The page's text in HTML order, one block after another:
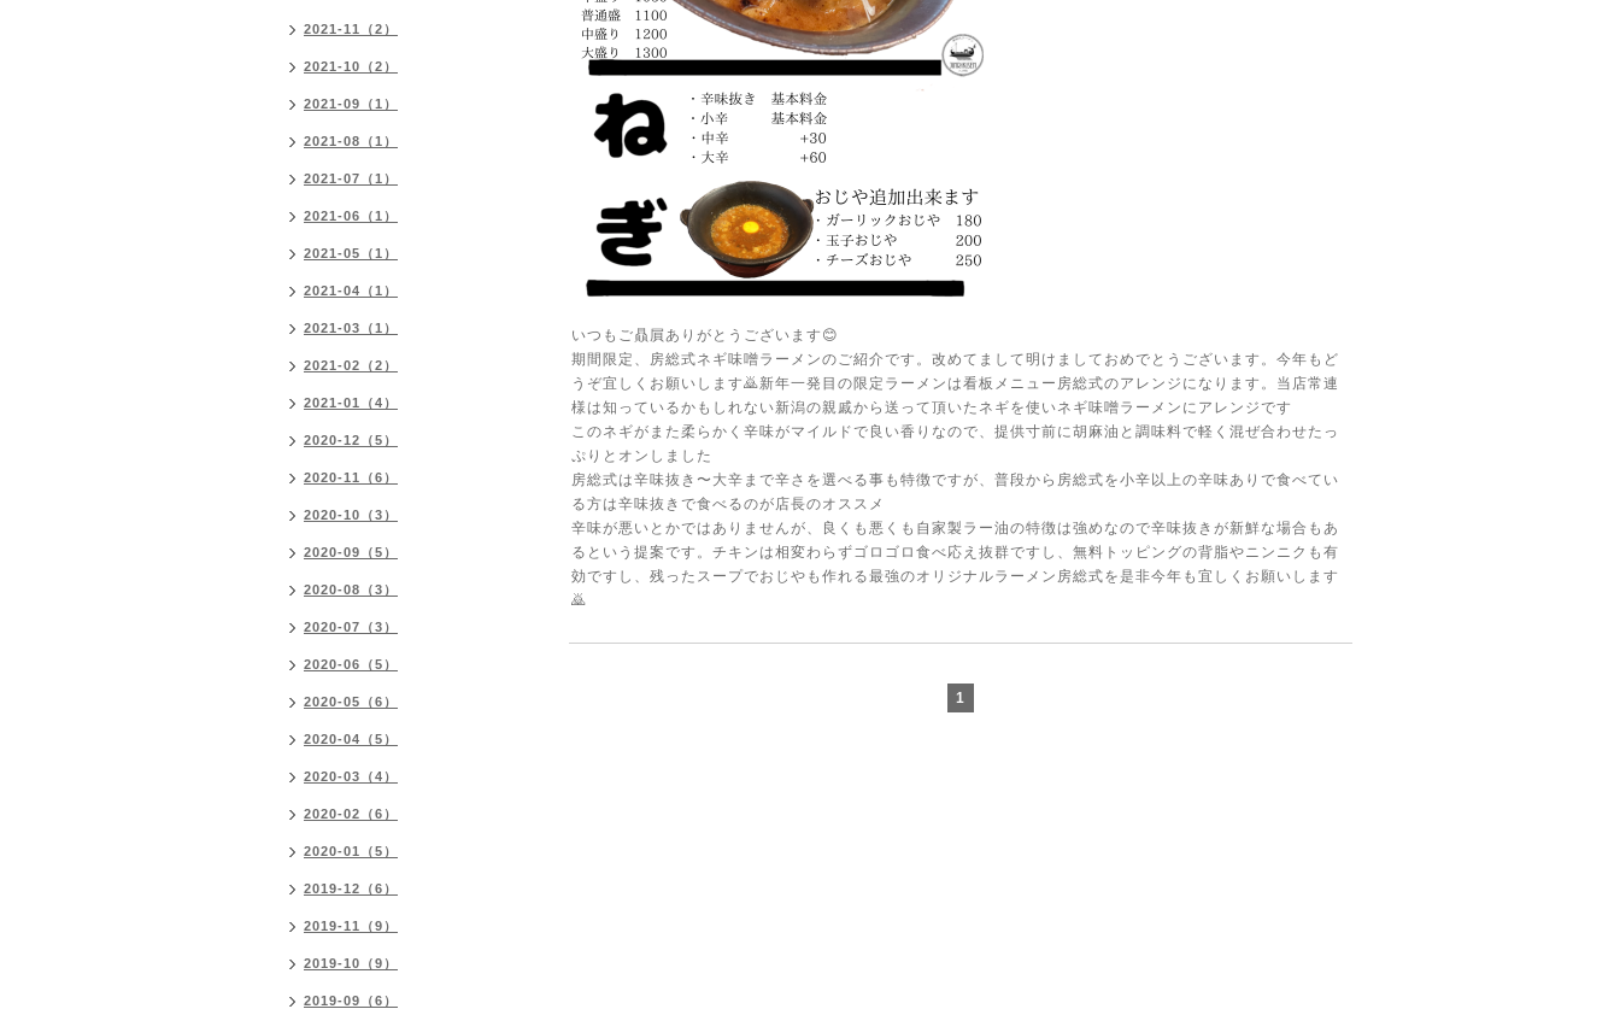
いつもご贔屓ありがとうございます😊
期間限定、房総式ネギ味噌ラーメンのご紹介です。改めてまして明けましておめでとうございます。今年もど
うぞ宜しくお願いします🙇新年一発目の限定ラーメンは看板メニュー房総式のアレンジになります。当店常連
様は知っているかもしれない新潟の親戚から送って頂いたネギを使いネギ味噌ラーメンにアレンジです
このネギがまた柔らかく辛味がマイルドで良い香りなので、提供寸前に胡麻油と調味料で軽く混ぜ合わせたっ
ぷりとオンしました
房総式は辛味抜き〜大辛まで辛さを選べる事も特徴ですが、普段から房総式を小辛以上の辛味ありで食べてい
る方は辛味抜きで食べるのが店長のオススメ
辛味が悪いとかではありませんが、良くも悪くも自家製ラー油の特徴は強めなので辛味抜きが新鮮な場合もあ
るという提案です。チキンは相変わらずゴロゴロ食べ応え抜群ですし、無料トッピングの背脂やニンニクも有
効ですし、残ったスープでおじやも作れる最強のオリジナルラーメン房総式を是非今年も宜しくお願いします
🙇
1
2021-11（2）
2021-10（2）
2021-09（1）
2021-08（1）
2021-07（1）
2021-06（1）
2021-05（1）
2021-04（1）
2021-03（1）
2021-02（2）
2021-01（4）
2020-12（5）
2020-11（6）
2020-10（3）
2020-09（5）
2020-08（3）
2020-07（3）
2020-06（5）
2020-05（6）
2020-04（5）
2020-03（4）
2020-02（6）
2020-01（5）
2019-12（6）
2019-11（9）
2019-10（9）
2019-09（6）